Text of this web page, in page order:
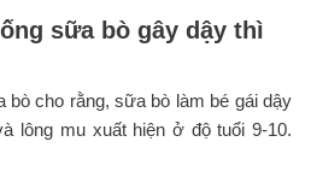
sữa bò gây dậy thì
cho rằng, sữa bò làm bé gái dậy
lông mu xuất hiện ở độ tuổi 9-10.